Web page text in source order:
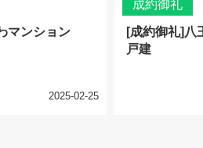
マンション
2025-02-25
成約御礼
[成約御礼]八
戸建